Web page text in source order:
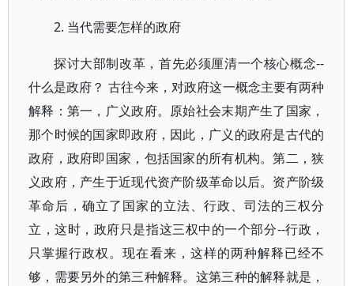
2. 当代需要怎样的政府
探讨大部制改革，首先必须厘清一个核心概念--
什么是政府？ 古往今来，对政府这一概念主要有两种
解释：第一，广义政府。原始社会末期产生了国家，
那个时候的国家即政府，因此，广义的政府是古代的
政府，政府即国家，包括国家的所有机构。第二，狭
义政府，产生于近现代资产阶级革命以后。资产阶级
革命后，确立了国家的立法、行政、司法的三权分
立，这时，政府只是指这三权中的一个部分--行政，
只掌握行政权。现在看来，这样的两种解释已经不
够，需要另外的第三种解释。这第三种的解释就是，